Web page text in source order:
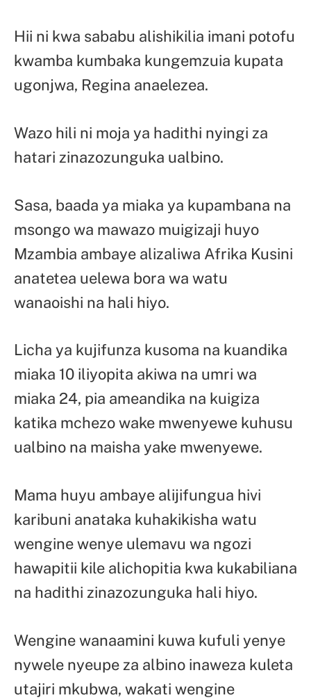
Hii ni kwa sababu alishikilia imani potofu
kwamba kumbaka kungemzuia kupata
ugonjwa, Regina anaelezea.
Wazo hili ni moja ya hadithi nyingi za
hatari zinazozunguka ualbino.
Sasa, baada ya miaka ya kupambana na
msongo wa mawazo muigizaji huyo
Mzambia ambaye alizaliwa Afrika Kusini
anatetea uelewa bora wa watu
wanaoishi na hali hiyo.
Licha ya kujifunza kusoma na kuandika
miaka 10 iliyopita akiwa na umri wa
miaka 24, pia ameandika na kuigiza
katika mchezo wake mwenyewe kuhusu
ualbino na maisha yake mwenyewe.
Mama huyu ambaye alijifungua hivi
karibuni anataka kuhakikisha watu
wengine wenye ulemavu wa ngozi
hawapitii kile alichopitia kwa kukabiliana
na hadithi zinazozunguka hali hiyo.
Wengine wanaamini kuwa kufuli yenye
nywele nyeupe za albino inaweza kuleta
utajiri mkubwa, wakati wengine